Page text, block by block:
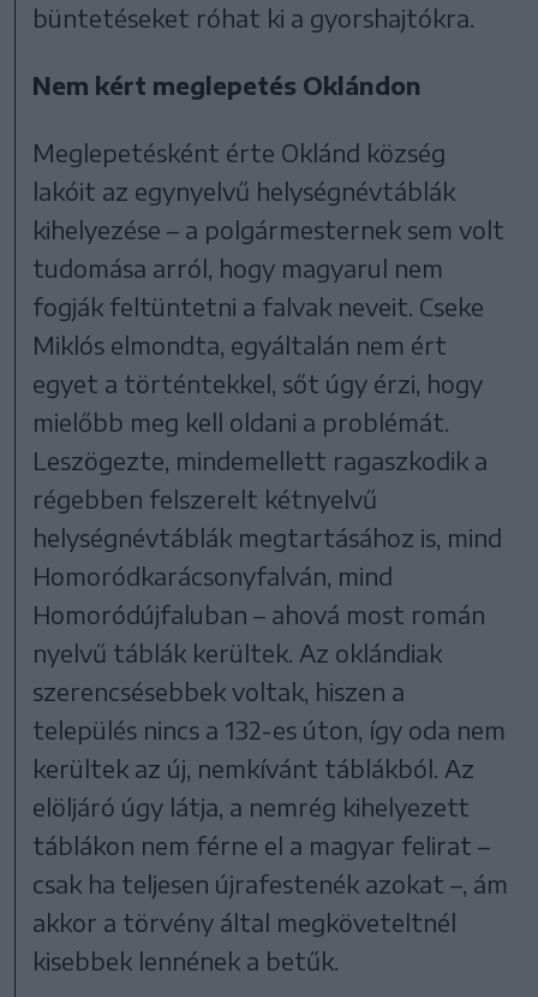
büntetéseket róhat ki a gyorshajtókra.
Nem kért meglepetés Oklándon
Meglepetésként érte Oklánd község
lakóit az egynyelvű helységnévtáblák
kihelyezése – a polgármesternek sem volt
tudomása arról, hogy magyarul nem
fogják feltüntetni a falvak neveit. Cseke
Miklós elmondta, egyáltalán nem ért
egyet a történtekkel, sőt úgy érzi, hogy
mielőbb meg kell oldani a problémát.
Leszögezte, mindemellett ragaszkodik a
régebben felszerelt kétnyelvű
helységnévtáblák megtartásához is, mind
Homoródkarácsonyfalván, mind
Homoródújfaluban – ahová most román
nyelvű táblák kerültek. Az oklándiak
szerencsésebbek voltak, hiszen a
település nincs a 132-es úton, így oda nem
kerültek az új, nemkívánt táblákból. Az
elöljáró úgy látja, a nemrég kihelyezett
táblákon nem férne el a magyar felirat –
csak ha teljesen újrafestenék azokat –, ám
akkor a törvény által megköveteltnél
kisebbek lennének a betűk.